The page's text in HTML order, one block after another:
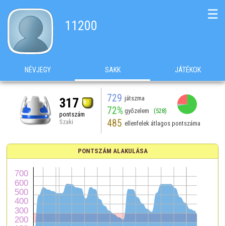
11200
☰
NÉVJEGY SAKK JÁTÉKOK
317
pontszám
Szaki
729 játszma
72% győzelem (528)
485 ellenfelek átlagos pontszáma
PONTSZÁM ALAKULÁSA